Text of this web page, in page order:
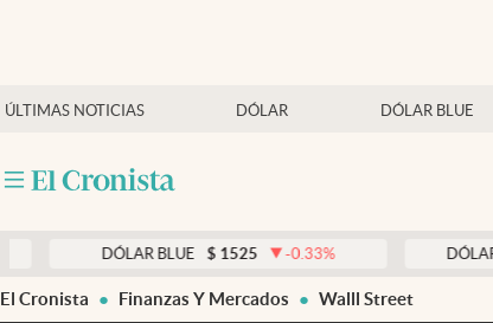
ÚLTIMAS NOTICIAS DÓLAR DÓLAR BLUE
Mercados Online
Otras secciones
DÓLAR BLUE $ 1525 -0.33% DÓLAR TARJETA
El Cronista Finanzas Y Mercados Walll Street